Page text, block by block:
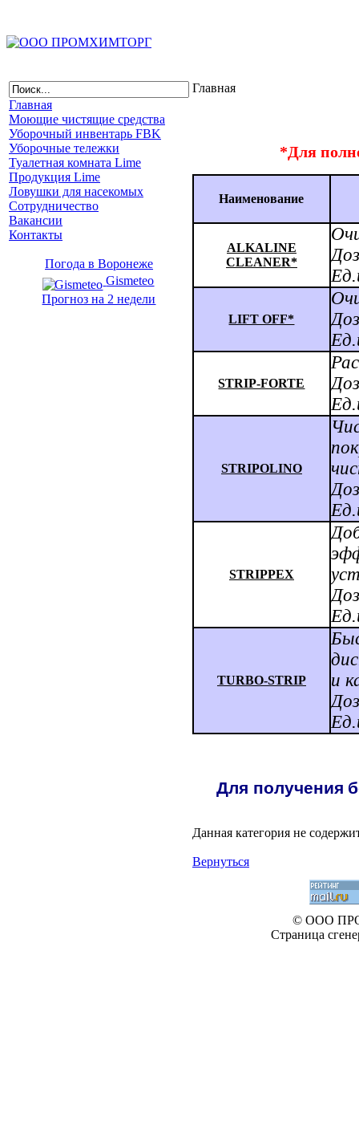
Главная
Моющие чистящие средства
Уборочный инвентарь FBK
Уборочные тележки
Туалетная комната Lime
Продукция Lime
Ловушки для насекомых
Сотрудничество
Вакансии
Контакты
Погода в Воронеже
Gismeteo
Прогноз на 2 недели
Главная
*Для
Наименование
ALKALINE
CLEANER*
LIFT OFF*
STRIP-FORTE
STRIPOLINO
STRIPPEX
TURBO-STRIP
и
Для получения б
Данная категория не
Вернуться
© ООО
Страница